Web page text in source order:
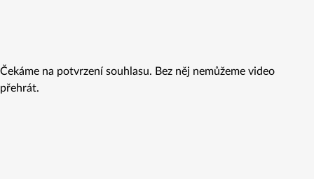
Čekáme na potvrzení souhlasu. Bez něj nemůžeme video
přehrát.